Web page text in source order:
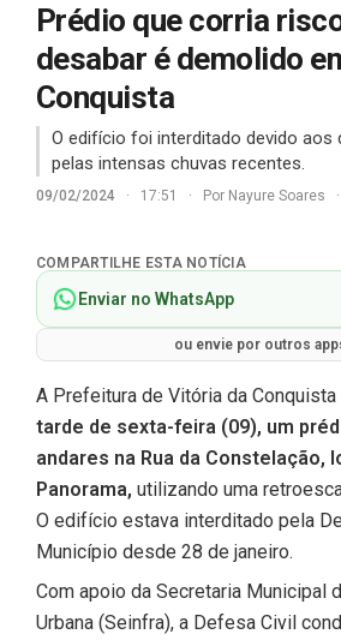
Prédio que corria
desabar é demolido
Conquista
O edifício foi interditado devido aos
pelas intensas chuvas recentes.
09/02/2024 · 17:51 · Por Nayure Soares ·
COMPARTILHE ESTA NOTÍCIA
Enviar no WhatsApp
ou envie por outros
A Prefeitura de Vitória da Conquista
tarde de sexta-feira (09), um
andares na Rua da Constelação,
Panorama, utilizando uma
O edifício estava interditado pela
Município desde 28 de janeiro.
Com apoio da Secretaria Municipal
Urbana (Seinfra), a Defesa Civil